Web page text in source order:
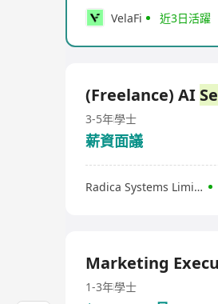
VelaFi 近3日活躍
(Freelance) AI
3-5年學士
薪資面議
Radica Systems Limited
Marketing
1-3年學士